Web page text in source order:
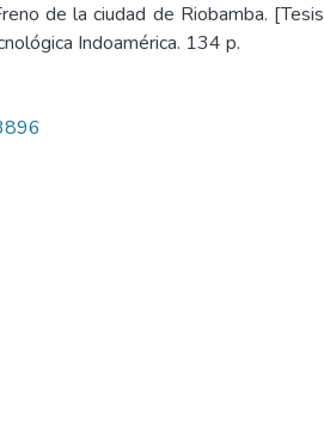
de la ciudad de Riobamba. [Tesis
Indoamérica. 134 p.